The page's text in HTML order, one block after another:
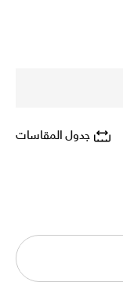
جدول المقاسات